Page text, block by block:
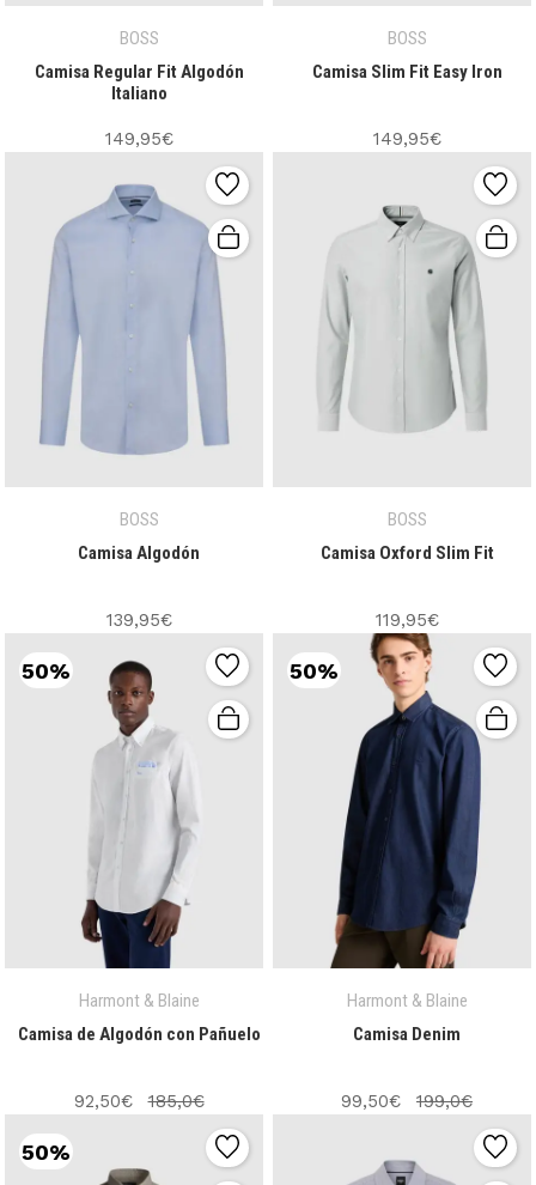
BOSS
Camisa Regular Fit Algodón
Italiano
149,95€
BOSS
Camisa Slim Fit Easy Iron
149,95€
BOSS
Camisa Algodón
139,95€
BOSS
Camisa Oxford Slim Fit
119,95€
50%
Harmont & Blaine
Camisa de Algodón con Pañuelo
92,50€ 185,0€
50%
Harmont & Blaine
Camisa Denim
99,50€ 199,0€
50%